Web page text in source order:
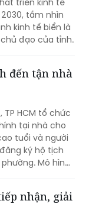
tầm nhìn
kinh tế biển là
đạo của tỉnh.
đến tận nhà
TP HCM tổ chức
tại nhà cho
tuổi và người
ký hộ tịch
Mô hình
nhận, giải